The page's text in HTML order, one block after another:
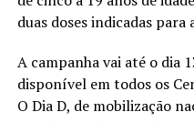
duas doses indicadas para
A campanha vai até o dia
disponível em todos os
O Dia D, de mobilização